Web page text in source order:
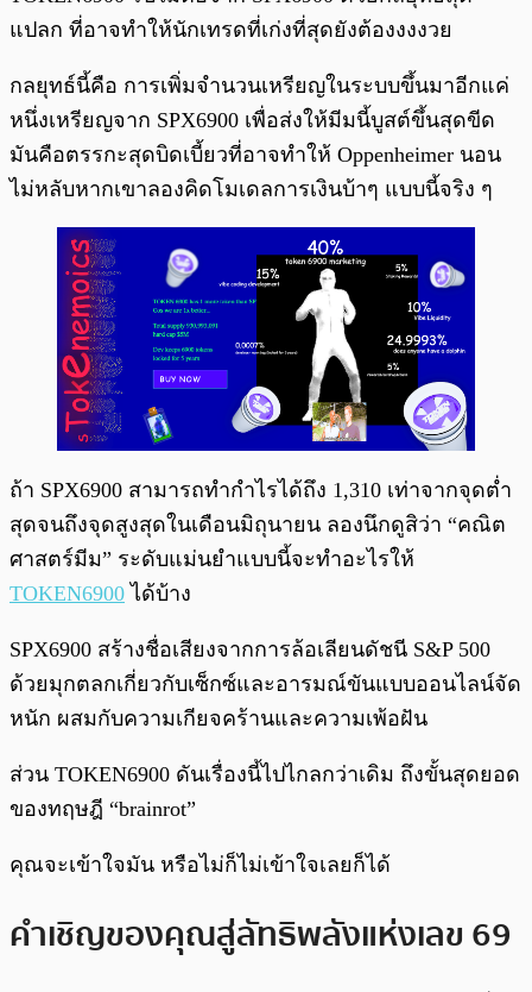
แปลก ที่อาจทำให้นักเทรดที่เก่งที่สุดยังต้องงงงวย
กลยุทธ์นี้คือ การเพิ่มจำนวนเหรียญในระบบขึ้นมาอีกแค่
หนึ่งเหรียญจาก SPX6900 เพื่อส่งให้มีมนี้บูสต์ขึ้นสุดขีด
มันคือตรรกะสุดบิดเบี้ยวที่อาจทำให้ Oppenheimer นอน
ไม่หลับหากเขาลองคิดโมเดลการเงินบ้าๆ แบบนี้จริง ๆ
ถ้า SPX6900 สามารถทำกำไรได้ถึง 1,310 เท่าจากจุดต่ำ
สุดจนถึงจุดสูงสุดในเดือนมิถุนายน ลองนึกดูสิว่า “คณิต
ศาสตร์มีม” ระดับแม่นยำแบบนี้จะทำอะไรให้
TOKEN6900 ได้บ้าง
SPX6900 สร้างชื่อเสียงจากการล้อเลียนดัชนี S&P 500
ด้วยมุกตลกเกี่ยวกับเซ็กซ์และอารมณ์ขันแบบออนไลน์จัด
หนัก ผสมกับความเกียจคร้านและความเพ้อฝัน
ส่วน TOKEN6900 ดันเรื่องนี้ไปไกลกว่าเดิม ถึงขั้นสุดยอด
ของทฤษฎี “brainrot”
คุณจะเข้าใจมัน หรือไม่ก็ไม่เข้าใจเลยก็ได้
คำเชิญของคุณสู่ลัทธิพลังแห่งเลข 69